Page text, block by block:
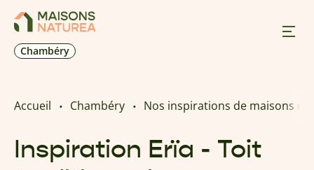
Chambéry
Accueil Chambéry Nos inspirations de maisons
Inspiration Erïa - Toit